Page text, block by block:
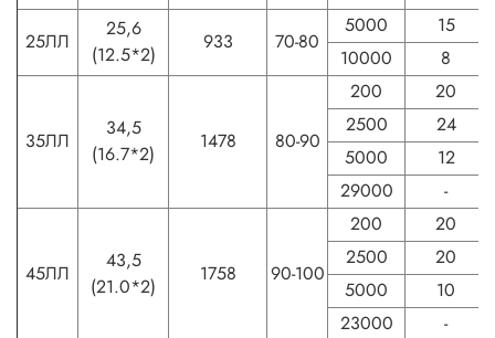
25ЛЛ
25,6
(12.5*2)
933 70-80
5000
15
10000
8
35ЛЛ
34,5
(16.7*2)
1478 80-90
200
20
2500
24
5000
12
29000
-
45ЛЛ
43,5
(21.0*2)
1758 90-100
200
20
2500
20
5000
10
23000
-